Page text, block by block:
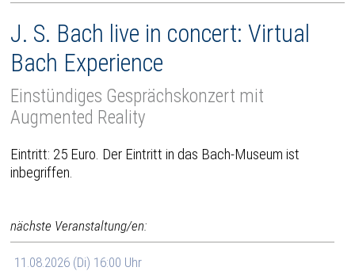
J. S. Bach live in concert: Virtual
Bach Experience
Einstündiges Gesprächskonzert mit
Augmented Reality
Eintritt: 25 Euro. Der Eintritt in das Bach-Museum ist
inbegriffen.
nächste Veranstaltung/en:
11.08.2026 (Di) 16:00 Uhr